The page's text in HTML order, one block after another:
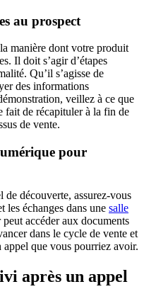
au prospect
manière dont votre produit
Il doit s’agir d’étapes
Qu’il s’agisse de
des informations
veillez à ce que
fait de récapituler à la fin de
de vente.
pour
découverte, assurez-vous
les échanges dans une salle
accéder aux documents
dans le cycle de vente et
que vous pourriez avoir.
après un appel